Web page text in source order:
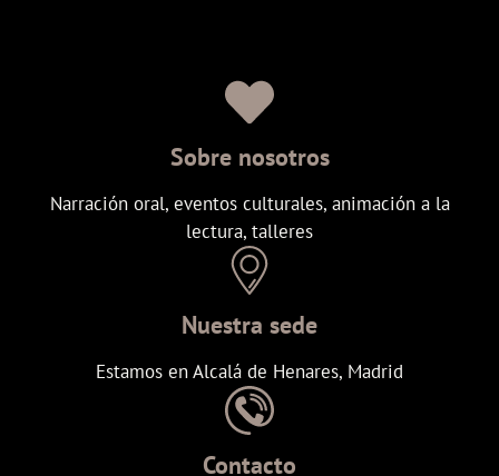
Sobre nosotros
Narración oral, eventos culturales, animación a la
lectura, talleres
Nuestra sede
Estamos en Alcalá de Henares, Madrid
Contacto